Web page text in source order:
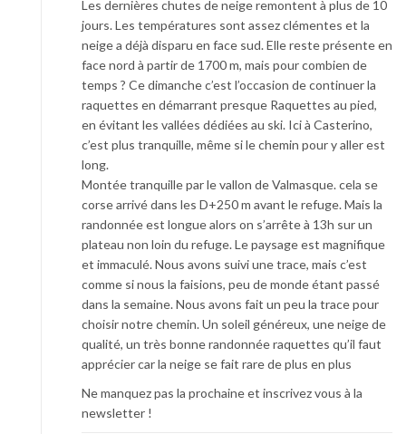
Les dernières chutes de neige remontent à plus de 10
jours. Les températures sont assez clémentes et la
neige a déjà disparu en face sud. Elle reste présente en
face nord à partir de 1700 m, mais pour combien de
temps ? Ce dimanche c’est l’occasion de continuer la
raquettes en démarrant presque Raquettes au pied,
en évitant les vallées dédiées au ski. Ici à Casterino,
c’est plus tranquille, même si le chemin pour y aller est
long.
Montée tranquille par le vallon de Valmasque. cela se
corse arrivé dans les D+250 m avant le refuge. Mais la
randonnée est longue alors on s’arrête à 13h sur un
plateau non loin du refuge. Le paysage est magnifique
et immaculé. Nous avons suivi une trace, mais c’est
comme si nous la faisions, peu de monde étant passé
dans la semaine. Nous avons fait un peu la trace pour
choisir notre chemin. Un soleil généreux, une neige de
qualité, un très bonne randonnée raquettes qu’il faut
apprécier car la neige se fait rare de plus en plus
Ne manquez pas la prochaine et inscrivez vous à la
newsletter !